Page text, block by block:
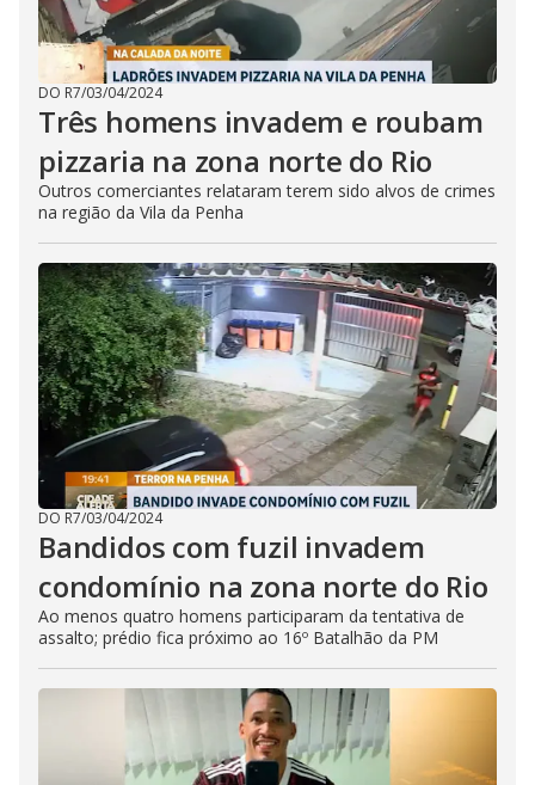
DO R7/03/04/2024
Três homens invadem e roubam
pizzaria na zona norte do Rio
Outros comerciantes relataram terem sido alvos de crimes
na região da Vila da Penha
DO R7/03/04/2024
Bandidos com fuzil invadem
condomínio na zona norte do Rio
Ao menos quatro homens participaram da tentativa de
assalto; prédio fica próximo ao 16º Batalhão da PM